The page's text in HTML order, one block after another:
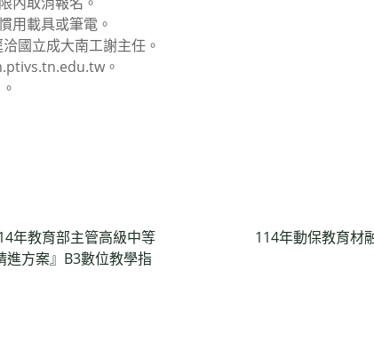
用載具或筆電。
國立成大南工謝主任。
。
年教育部主管高級中等
進方案』B3數位教學指
114年動保教育材